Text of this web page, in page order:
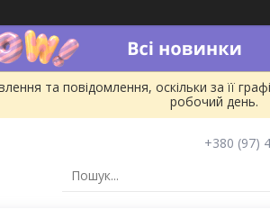
та повідомлення, оскільки за її
робочий день.
+380 (97)